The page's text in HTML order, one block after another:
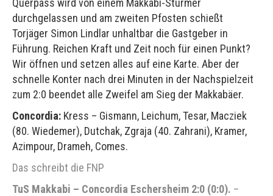
Querpass wird von einem Makkabi-Stürmer
durchgelassen und am zweiten Pfosten schießt
Torjäger Simon Lindlar unhaltbar die Gastgeber in
Führung. Reichen Kraft und Zeit noch für einen Punkt?
Wir öffnen und setzen alles auf eine Karte. Aber der
schnelle Konter nach drei Minuten in der Nachspielzeit
zum 2:0 beendet alle Zweifel am Sieg der Makkabäer.
Concordia: Kress – Gismann, Leichum, Tesar, Macziek
(80. Wiedemer), Dutchak, Zgraja (40. Zahrani), Kramer,
Azimpour, Drameh, Comes.
Das schreibt die FNP
TuS Makkabi – Concordia Eschersheim 2:0 (0:0). –